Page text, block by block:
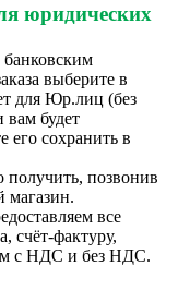
юридических
выберите в
для Юр.лиц (без
будет
его сохранить в
получить, позвонив
магазин.
все
счёт-фактуру,
с НДС и без НДС.